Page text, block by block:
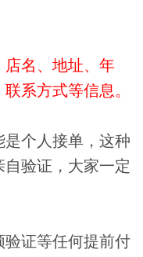
店名、地址、年
系方式等信息。
个人接单，这种
验证，大家一定
证等任何提前付